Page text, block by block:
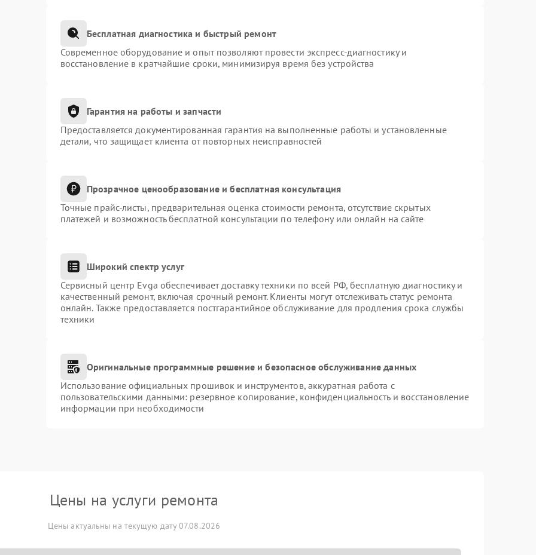
Бесплатная диагностика и быстрый ремонт
Современное оборудование и опыт позволяют провести экспресс-диагностику и
восстановление в кратчайшие сроки, минимизируя время без устройства
Гарантия на работы и запчасти
Предоставляется документированная гарантия на выполненные работы и установленные
детали, что защищает клиента от повторных неисправностей
Прозрачное ценообразование и бесплатная консультация
Точные прайс-листы, предварительная оценка стоимости ремонта, отсутствие скрытых
платежей и возможность бесплатной консультации по телефону или онлайн на сайте
Широкий спектр услуг
Сервисный центр Evga обеспечивает доставку техники по всей РФ, бесплатную диагностику и
качественный ремонт, включая срочный ремонт. Клиенты могут отслеживать статус ремонта
онлайн. Также предоставляется постгарантийное обслуживание для продления срока службы
техники
Оригинальные программные решение и безопасное обслуживание данных
Использование официальных прошивок и инструментов, аккуратная работа с
пользовательскими данными: резервное копирование, конфиденциальность и восстановление
информации при необходимости
Цены на услуги ремонта
Цены актуальны на текущую дату 07.08.2026